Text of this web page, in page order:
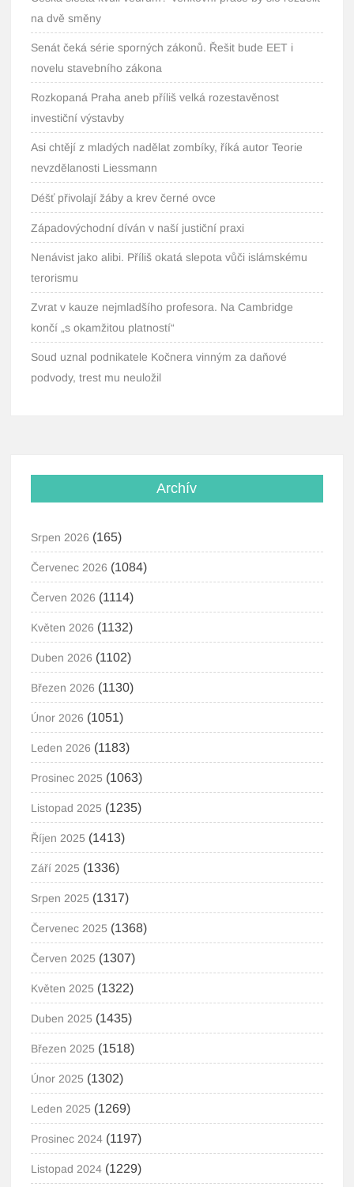
na dvě směny
Senát čeká série sporných zákonů. Řešit bude EET i
novelu stavebního zákona
Rozkopaná Praha aneb příliš velká rozestavěnost
investiční výstavby
Asi chtějí z mladých nadělat zombíky, říká autor Teorie
nevzdělanosti Liessmann
Déšť přivolají žáby a krev černé ovce
Západovýchodní díván v naší justiční praxi
Nenávist jako alibi. Příliš okatá slepota vůči islámskému
terorismu
Zvrat v kauze nejmladšího profesora. Na Cambridge
končí „s okamžitou platností“
Soud uznal podnikatele Kočnera vinným za daňové
podvody, trest mu neuložil
Archív
Srpen 2026 (165)
Červenec 2026 (1084)
Červen 2026 (1114)
Květen 2026 (1132)
Duben 2026 (1102)
Březen 2026 (1130)
Únor 2026 (1051)
Leden 2026 (1183)
Prosinec 2025 (1063)
Listopad 2025 (1235)
Říjen 2025 (1413)
Září 2025 (1336)
Srpen 2025 (1317)
Červenec 2025 (1368)
Červen 2025 (1307)
Květen 2025 (1322)
Duben 2025 (1435)
Březen 2025 (1518)
Únor 2025 (1302)
Leden 2025 (1269)
Prosinec 2024 (1197)
Listopad 2024 (1229)